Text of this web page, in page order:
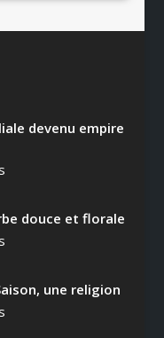
devenu empire
douce et florale
une religion